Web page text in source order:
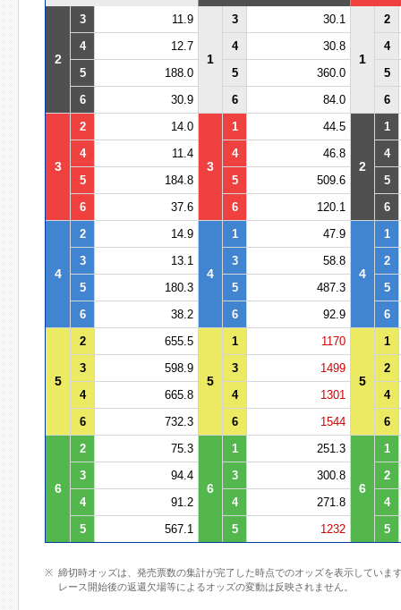
2
3 11.9
1
3 30.1
1
2
4
12.7 4 30.8
4
5
188.0 5 360.0
5
6
30.9 6 84.0 6
3
2 14.0
3
1 44.5
2
1
4
11.4 4 46.8
4
5
184.8 5 509.6
5
6
37.6 6 120.1 6
4
2 14.9
4
1 47.9
4
1
3
13.1 3 58.8
2
5
180.3 5 487.3
5
6
38.2 6 92.9 6
5
2 655.5
5
1 1170
5
1
3
598.9 3 1499
2
4
665.8 4 1301
4
6
732.3 6 1544 6
6
2 75.3
6
1 251.3
6
1
3
94.4 3 300.8
2
4
91.2 4 271.8
4
5
567.1 5 1232 5
締切時オッズは、発売票数の集計が完了した時点でのオッズを表示していま
レース開始後の返還欠場等によるオッズの変動は反映されません。